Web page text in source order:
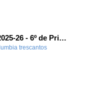
Festival de Navidad 2025-26 - 6º de Primaria
trescantos-